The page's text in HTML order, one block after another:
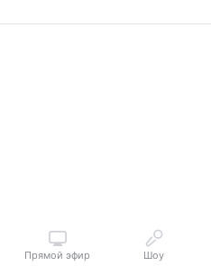
Прямой эфир Шоу